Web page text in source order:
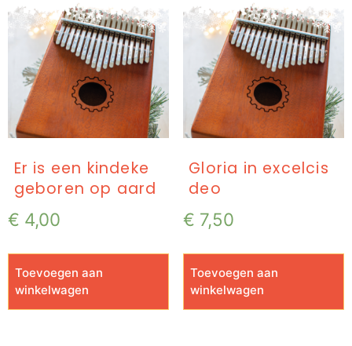
Er is een kindeke
geboren op aard
€ 4,00
Toevoegen aan
winkelwagen
Gloria in excelcis
deo
€ 7,50
Toevoegen aan
winkelwagen